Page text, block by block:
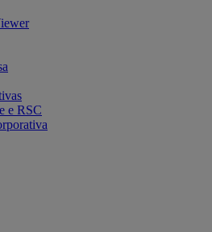
e RSC